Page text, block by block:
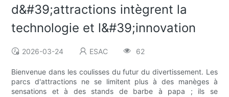
d&#39;attractions intègrent la
technologie et l&#39;innovation
2026-03-24 ESAC 62
Bienvenue dans les coulisses du futur du divertissement. Les
parcs d'attractions ne se limitent plus à des manèges à
sensations et à des stands de barbe à papa ; ils se